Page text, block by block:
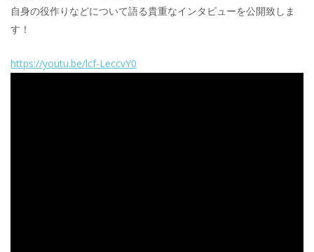
自身の役作りなどについて語る貴重なインタビューを公開致しま
す！
https://youtu.be/lcf-LeccvY0